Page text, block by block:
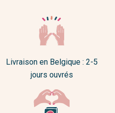
Livraison en Belgique : 2-5
jours ouvrés